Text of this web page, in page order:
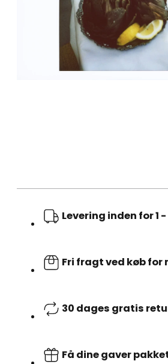
Levering inden for 1
Fri fragt ved køb for
30 dages gratis
Få dine gaver